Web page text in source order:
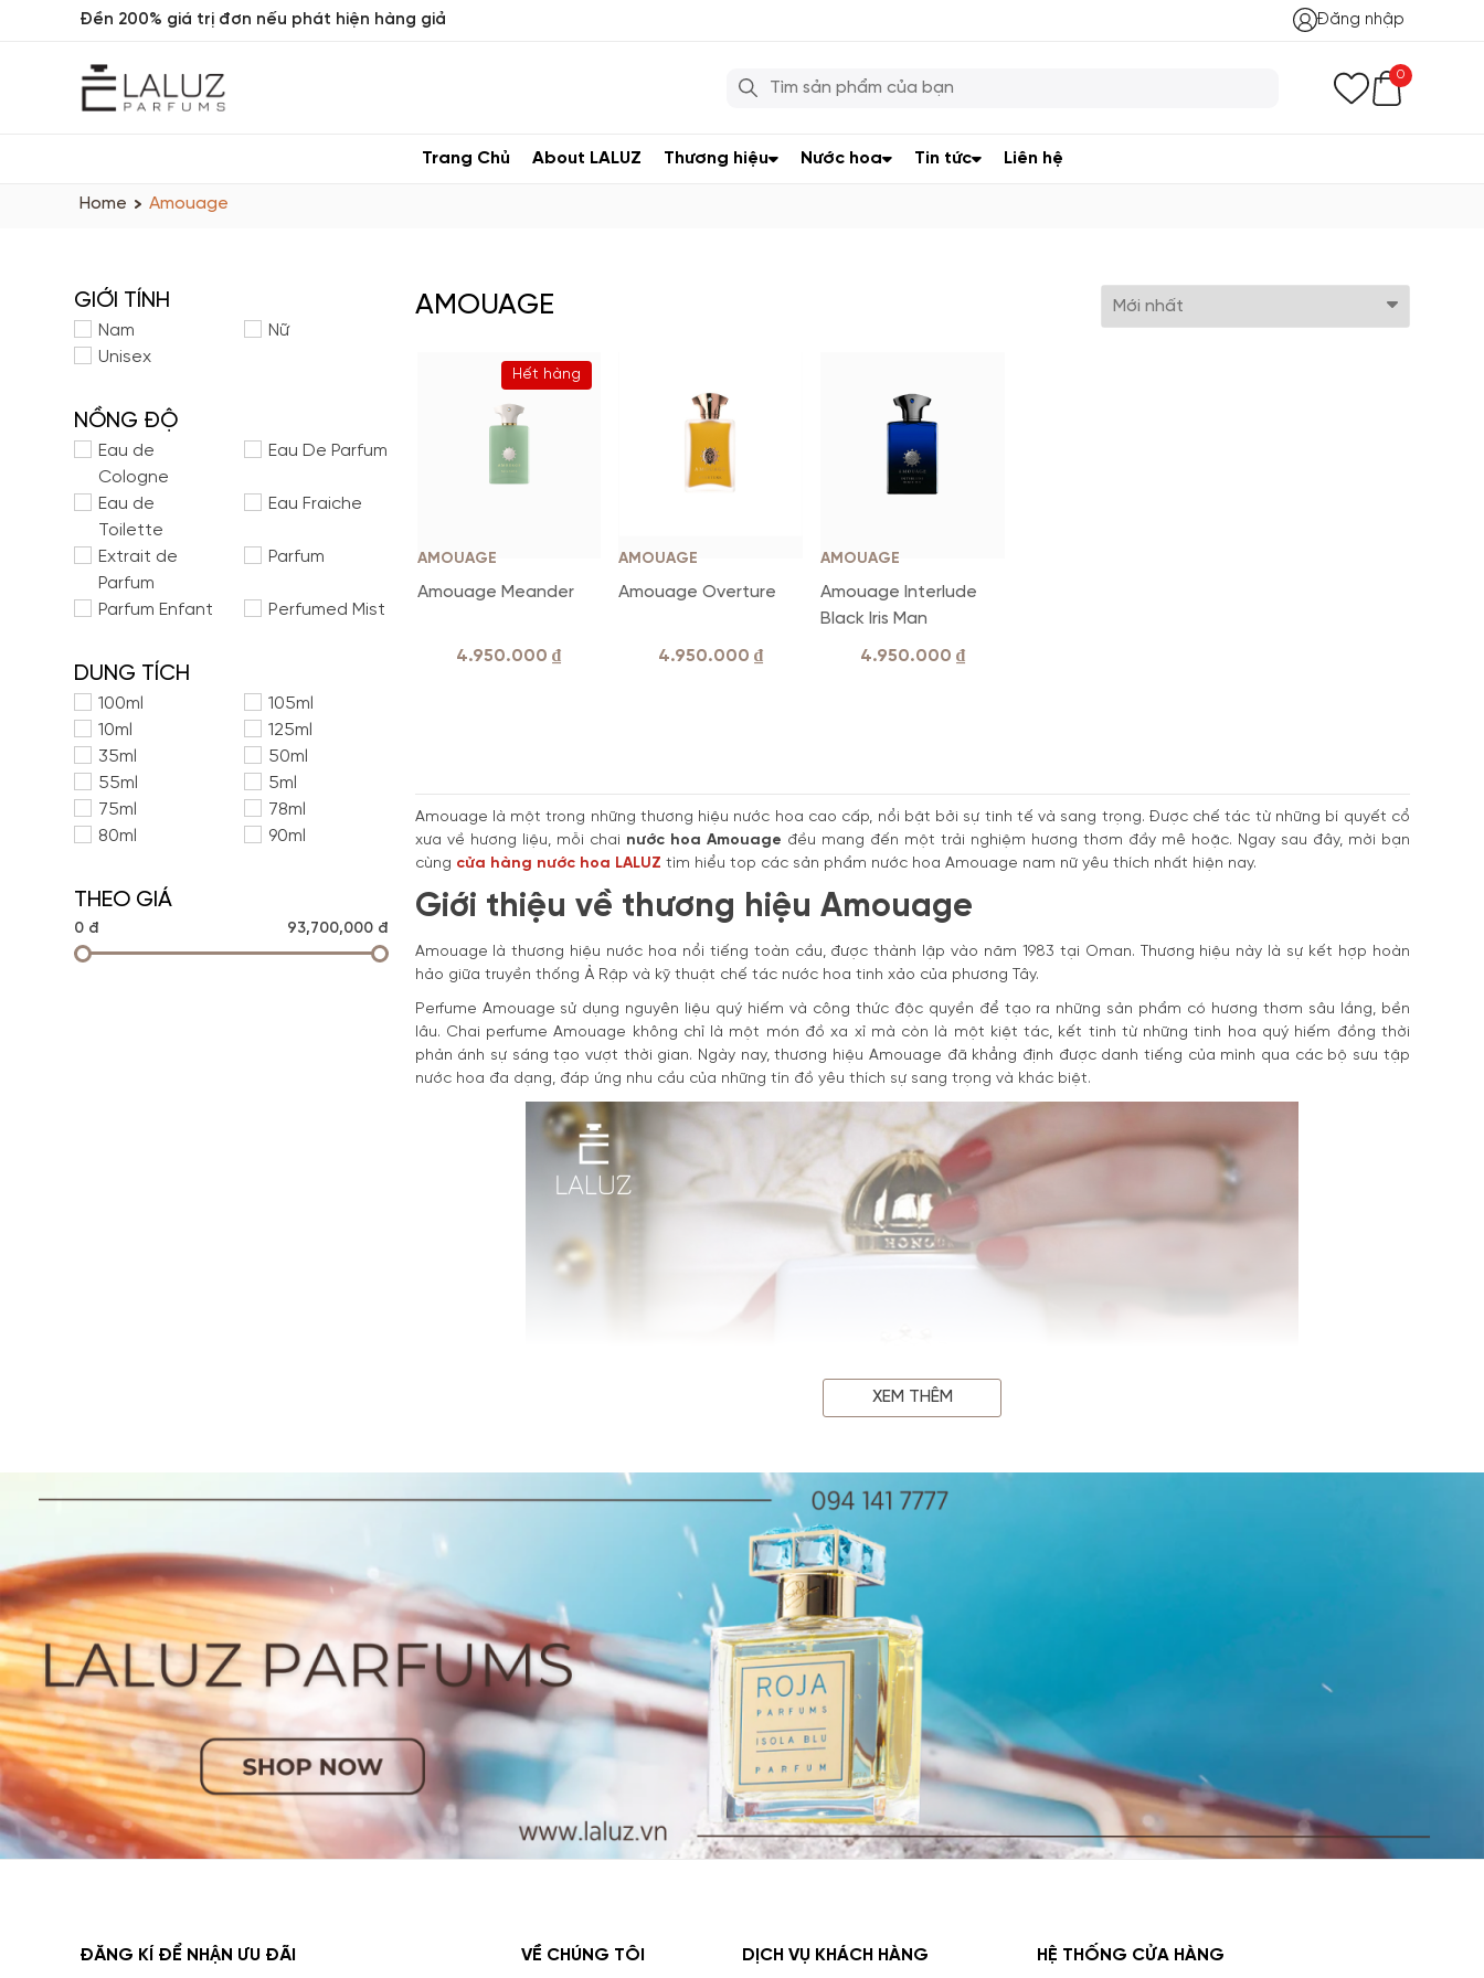
Đền 200% giá trị đơn nếu phát hiện hàng giả Đăng nhập
0
Trang Chủ About LALUZ Thương hiệu Nước hoa Tin tức Liên hệ
Home Amouage
GIỚI TÍNH
Nam
Nữ
Unisex
NỒNG ĐỘ
Eau de
Cologne
Eau De Parfum
Eau de
Toilette
Eau Fraiche
Extrait de
Parfum
Parfum
Parfum Enfant Perfumed Mist
DUNG TÍCH
100ml
105ml
10ml
125ml
35ml
50ml
55ml
5ml
75ml
78ml
80ml
90ml
THEO GIÁ
0 đ 93,700,000 đ
AMOUAGE
Hết hàng
AMOUAGE
Amouage Meander
4.950.000₫
AMOUAGE
Amouage Overture
4.950.000₫
AMOUAGE
Amouage Interlude
Black Iris Man
4.950.000 ₫
Amouage là một trong những thương hiệu nước hoa cao cấp, nổi bật bởi sự tinh tế và sang trọng. Được chế tác từ những bí quyết cổ
xưa về hương liệu, mỗi chai nước hoa Amouage đều mang đến một trải nghiệm hương thơm đầy mê hoặc. Ngay sau đây, mời bạn
cùng cửa hàng nước hoa LALUZ tìm hiểu top các sản phẩm nước hoa Amouage nam nữ yêu thích nhất hiện nay.
Giới thiệu về thương hiệu Amouage
Amouage là thương hiệu nước hoa nổi tiếng toàn cầu, được thành lập vào năm 1983 tại Oman. Thương hiệu này là sự kết hợp hoàn
hảo giữa truyền thống Ả Rập và kỹ thuật chế tác nước hoa tinh xảo của phương Tây.
Perfume Amouage sử dụng nguyên liệu quý hiếm và công thức độc quyền để tạo ra những sản phẩm có hương thơm sâu lắng, bền
lâu. Chai perfume Amouage không chỉ là một món đồ xa xỉ mà còn là một kiệt tác, kết tinh từ những tinh hoa quý hiếm đồng thời
phản ánh sự sáng tạo vượt thời gian. Ngày nay, thương hiệu Amouage đã khẳng định được danh tiếng của mình qua các bộ sưu tập
nước hoa đa dạng, đáp ứng nhu cầu của những tín đồ yêu thích sự sang trọng và khác biệt.
Top nước hoa Amouage nam nữ nổi tiếng, bán chạy nhất
Tính đến thời điểm hiện tại, Amouage đã cho ra mắt nhiều dòng nước hoa khác nhau. Trong số đó, nổi bật có ba dòng nước hoa
Amouage nữ nam bán chạy nhất, được người tiêu dùng vô cùng ưa chuộng như:
Amouage Meander
Thông tin sản phẩm Amouage Meander
Thương hiệu:
Amouage
Eau De Parfum
Độ lưu hương:
Độ tỏa hương:Trong bán kính xa 2 mét
trắng bạc huyền bí. Cùng với đó là chi tiết ánh kim trên chai giúp tô điểm thêm phần nổi bật và sang trọng.
XEM THÊM
ĐĂNG KÍ ĐỂ NHẬN ƯU ĐÃI VỀ CHÚNG TÔI DỊCH VỤ KHÁCH HÀNG HỆ THỐNG CỬA HÀNG